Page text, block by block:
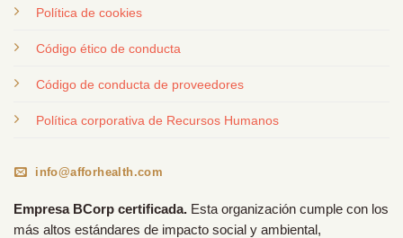
Política de cookies
Código ético de conducta
Código de conducta de proveedores
Política corporativa de Recursos Humanos
info@afforhealth.com
Empresa BCorp certificada. Esta organización cumple con los
más altos estándares de impacto social y ambiental,